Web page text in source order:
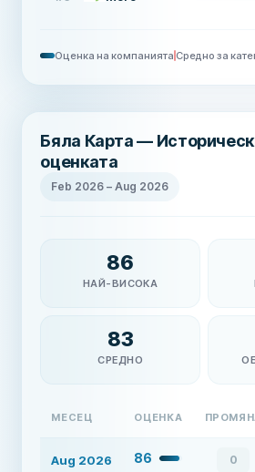
Оценка на компанията Средно за
Бяла Карта —
оценката
Feb 2026 –Aug 2026
86
НАЙ-ВИСОКА
83
СРЕДНО
МЕСЕЦ ОЦЕНКА
Aug 2026 86 0